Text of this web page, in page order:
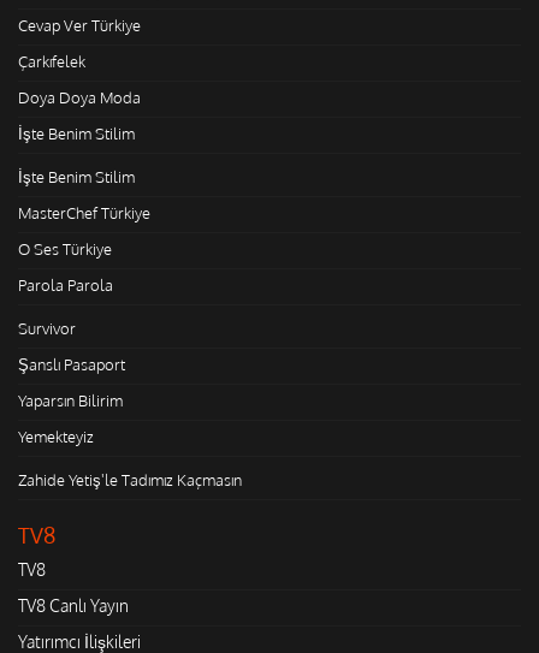
Cevap Ver Türkiye
Çarkıfelek
Doya Doya Moda
İşte Benim Stilim
İşte Benim Stilim
MasterChef Türkiye
O Ses Türkiye
Parola Parola
Survivor
Şanslı Pasaport
Yaparsın Bilirim
Yemekteyiz
Zahide Yetiş'le Tadımız Kaçmasın
TV8
TV8
TV8 Canlı Yayın
Yatırımcı İlişkileri